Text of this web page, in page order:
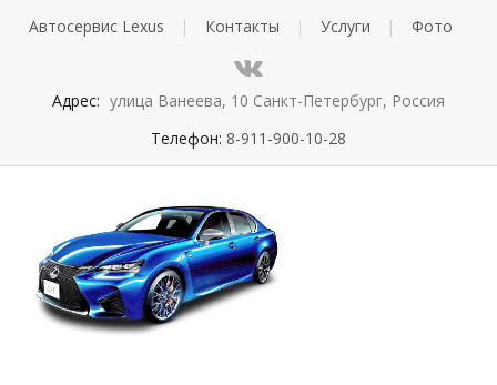
Автосервис Lexus Контакты Услуги Фото
Адрес: улица Ванеева, 10 Санкт-Петербург, Россия
Телефон: 8-911-900-10-28